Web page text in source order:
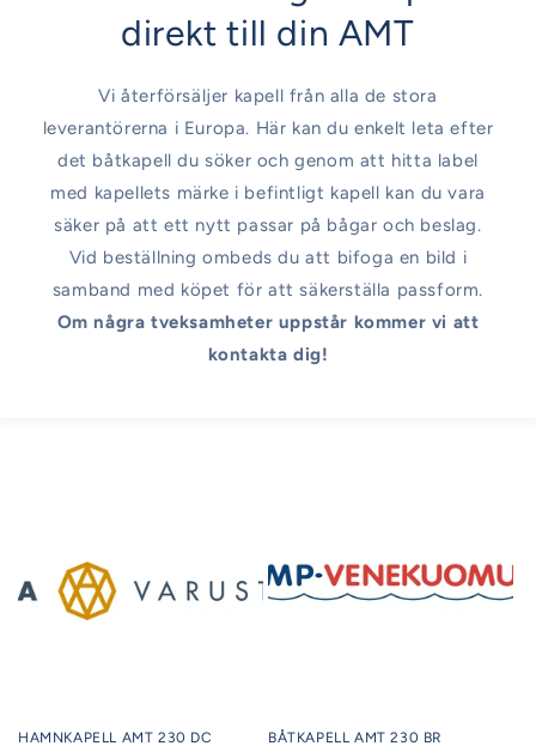
direkt till din AMT
Vi återförsäljer kapell från alla de stora
leverantörerna i Europa. Här kan du enkelt leta efter
det båtkapell du söker och genom att hitta label
med kapellets märke i befintligt kapell kan du vara
säker på att ett nytt passar på bågar och beslag.
Vid beställning ombeds du att bifoga en bild i
samband med köpet för att säkerställa passform.
Om några tveksamheter uppstår kommer vi att
kontakta dig!
HAMNKAPELL AMT 230 DC BÅTKAPELL AMT 230 BR